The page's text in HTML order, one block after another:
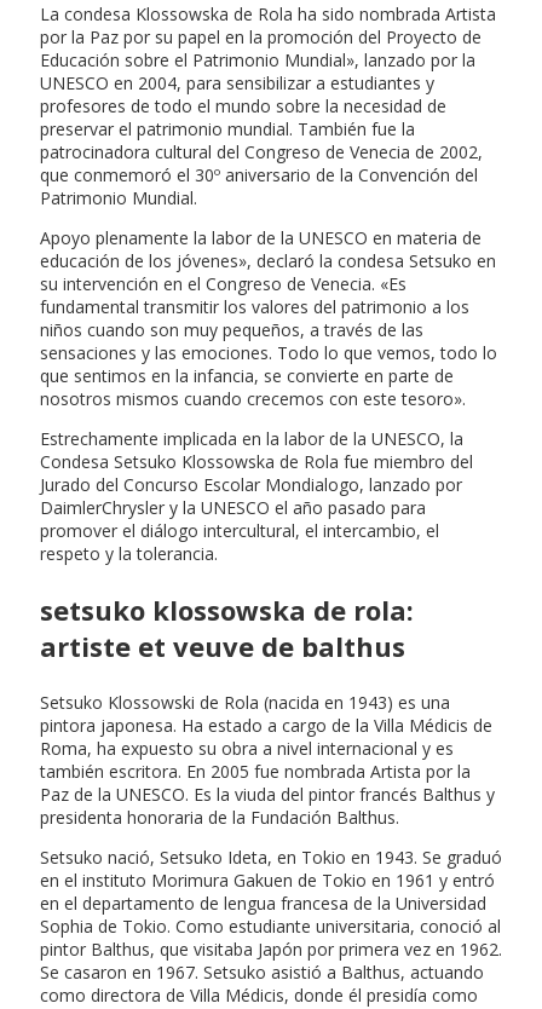
La condesa Klossowska de Rola ha sido nombrada Artista
por la Paz por su papel en la promoción del Proyecto de
Educación sobre el Patrimonio Mundial», lanzado por la
UNESCO en 2004, para sensibilizar a estudiantes y
profesores de todo el mundo sobre la necesidad de
preservar el patrimonio mundial. También fue la
patrocinadora cultural del Congreso de Venecia de 2002,
que conmemoró el 30º aniversario de la Convención del
Patrimonio Mundial.
Apoyo plenamente la labor de la UNESCO en materia de
educación de los jóvenes», declaró la condesa Setsuko en
su intervención en el Congreso de Venecia. «Es
fundamental transmitir los valores del patrimonio a los
niños cuando son muy pequeños, a través de las
sensaciones y las emociones. Todo lo que vemos, todo lo
que sentimos en la infancia, se convierte en parte de
nosotros mismos cuando crecemos con este tesoro».
Estrechamente implicada en la labor de la UNESCO, la
Condesa Setsuko Klossowska de Rola fue miembro del
Jurado del Concurso Escolar Mondialogo, lanzado por
DaimlerChrysler y la UNESCO el año pasado para
promover el diálogo intercultural, el intercambio, el
respeto y la tolerancia.
setsuko klossowska de rola:
artiste et veuve de balthus
Setsuko Klossowski de Rola (nacida en 1943) es una
pintora japonesa. Ha estado a cargo de la Villa Médicis de
Roma, ha expuesto su obra a nivel internacional y es
también escritora. En 2005 fue nombrada Artista por la
Paz de la UNESCO. Es la viuda del pintor francés Balthus y
presidenta honoraria de la Fundación Balthus.
Setsuko nació, Setsuko Ideta, en Tokio en 1943. Se graduó
en el instituto Morimura Gakuen de Tokio en 1961 y entró
en el departamento de lengua francesa de la Universidad
Sophia de Tokio. Como estudiante universitaria, conoció al
pintor Balthus, que visitaba Japón por primera vez en 1962.
Se casaron en 1967. Setsuko asistió a Balthus, actuando
como directora de Villa Médicis, donde él presidía como